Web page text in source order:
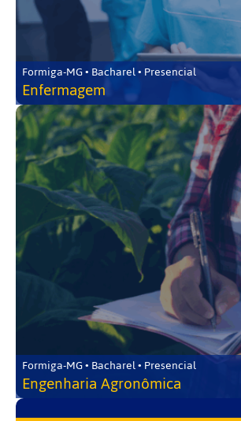
Formiga-MG • Bacharel • Presencial
Enfermagem
Formiga-MG • Bacharel • Presencial
Engenharia Agronômica